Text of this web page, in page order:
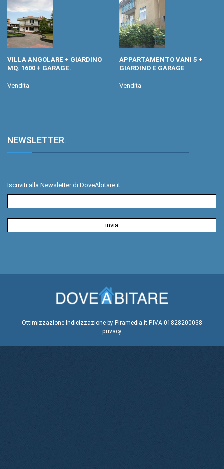
VILLA ANGOLARE + GIARDINO
MQ. 1600 + GARAGE.
Vendita
APPARTAMENTO VANI 5 +
GIARDINO E GARAGE
Vendita
NEWSLETTER.
Iscriviti alla Newsletter di DoveAbitare.it
Ottimizzazione Indicizzazione by Piramedia.itP.IVA 01828200038
privacy